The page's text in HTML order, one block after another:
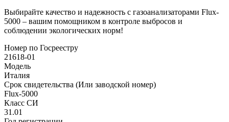
Выбирайте качество и надежность с газоанализаторами Flux-
5000 – вашим помощником в контроле выбросов и
соблюдении экологических норм!
Номер по Госреестру
21618-01
Модель
Италия
Срок свидетельства (Или заводской номер)
Flux-5000
Класс СИ
31.01